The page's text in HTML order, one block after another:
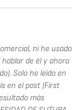
ni he usado
de él y ahora
Solo he leído en
en el post (First
más